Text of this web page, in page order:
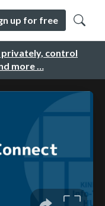
privately, control
more …
up for free